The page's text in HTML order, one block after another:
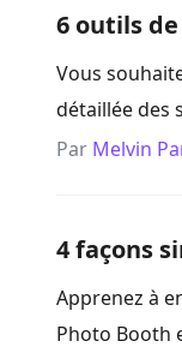
6 outils
Vous
détaillée des
Par Melvin
4 façons
Apprenez à
Photo Booth